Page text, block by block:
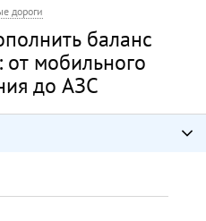
дороги
баланс
от мобильного
до АЗС